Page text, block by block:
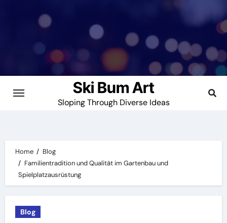
Ski Bum Art
Sloping Through Diverse Ideas
Home
Blog
Familientradition und Qualität im Gartenbau und
Spielplatzausrüstung
Blog